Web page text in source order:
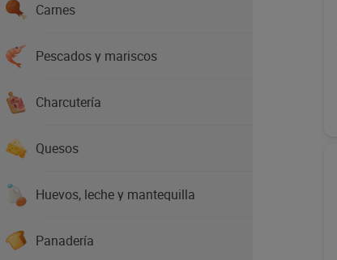
Carnes
Pescados y mariscos
Charcutería
Quesos
Huevos, leche y mantequilla
Panadería